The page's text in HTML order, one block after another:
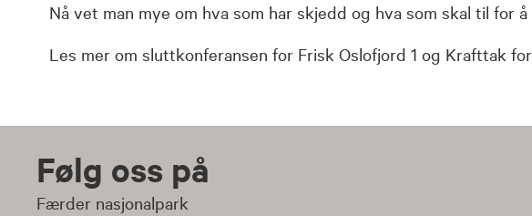
Nå vet man mye om hva som har skjedd og hva som skal til for
Les mer om sluttkonferansen for Frisk Oslofjord 1 og Krafttak
Følg oss på
Færder nasjonalpark